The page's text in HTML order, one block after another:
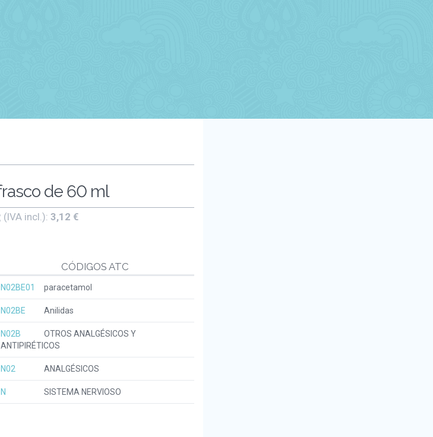
de 60 ml
(IVA incl.): 3,12 €
CÓDIGOS ATC
N02BE01 paracetamol
N02BE Anilidas
N02B
OTROS ANALGÉSICOS Y
ANTIPIRÉTICOS
N02 ANALGÉSICOS
N SISTEMA NERVIOSO